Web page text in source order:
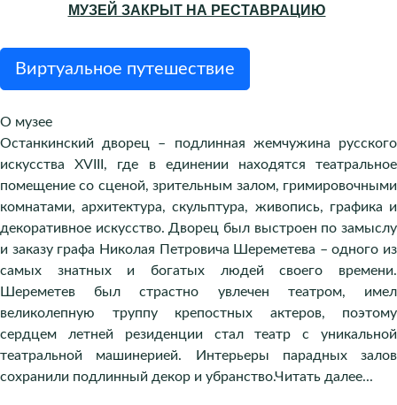
МУЗЕЙ ЗАКРЫТ НА РЕСТАВРАЦИЮ
Виртуальное путешествие
О музее
Останкинский дворец – подлинная жемчужина русского
искусства XVIII, где в единении находятся театральное
помещение со сценой, зрительным залом, гримировочными
комнатами, архитектура, скульптура, живопись, графика и
декоративное искусство. Дворец был выстроен по замыслу
и заказу графа Николая Петровича Шереметева – одного из
самых знатных и богатых людей своего времени.
Шереметев был страстно увлечен театром, имел
великолепную труппу крепостных актеров, поэтому
сердцем летней резиденции стал театр с уникальной
театральной машинерией. Интерьеры парадных залов
сохранили подлинный декор и убранство.Читать далее...